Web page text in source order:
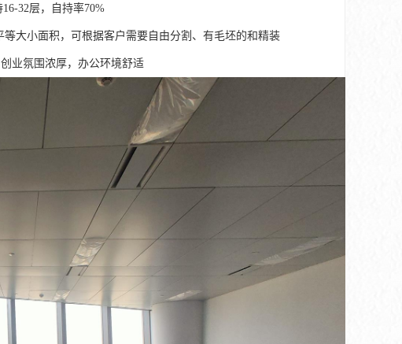
32层，自持率70%
大小面积，可根据客户需要自由分割、有毛坯的和精装
业氛围浓厚，办公环境舒适